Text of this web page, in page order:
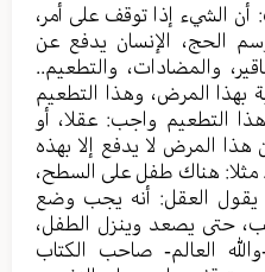
أن الشيء إذا توقف على أمر،
الحج، الإنسان يدفع عن
والمضادات، والتطعيم..
بهذا المرض، وهذا التطعيم
التطعيم واجب: عقلا، أو
هذا المرض لا يدفع إلا بهذه
مثلا: هناك طفل على السطح،
يقول العقل: أنه يجب وضع
حتى يصعد وينزل الطفل،
العالم- صاحب الكتاب